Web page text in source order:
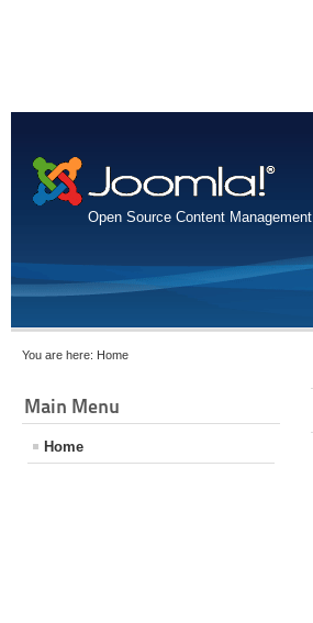
Open Source Content Management
You are here: Home
Main Menu
Home